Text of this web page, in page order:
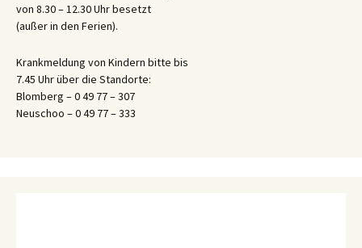
von 8.30 – 12.30 Uhr besetzt
(außer in den Ferien).
Krankmeldung von Kindern bitte bis
7.45 Uhr über die Standorte:
Blomberg – 0 49 77 – 307
Neuschoo – 0 49 77 – 333